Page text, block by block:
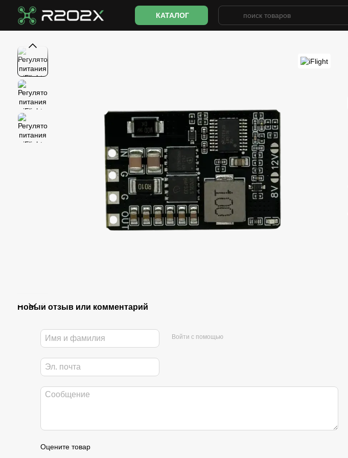
Перейти к основному контенту
КАТАЛОГ
Новый отзыв или комментарий
Войти с помощью
Оцените товар